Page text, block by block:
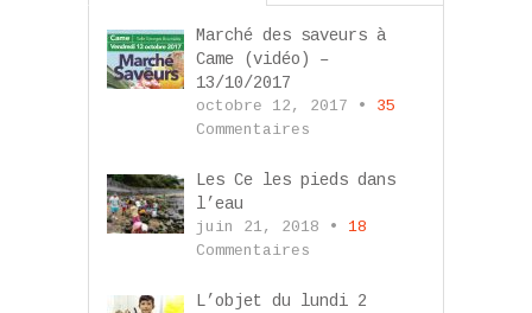
Marché des saveurs à
Came (vidéo) –
13/10/2017
octobre 12, 2017 • 35
Commentaires
Les Ce les pieds dans
l’eau
juin 21, 2018 • 18
Commentaires
L’objet du lundi 2